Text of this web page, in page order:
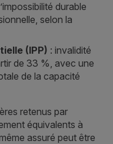
durable
selon la
(IPP) : invalidité
de 33 %, avec une
de la capacité
retenus par
équivalents à
assuré peut être